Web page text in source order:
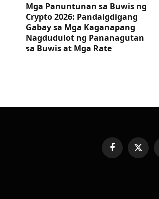
Mga Panuntunan sa Buwis ng
Crypto 2026: Pandaigdigang
Gabay sa Mga Kaganapang
Nagdudulot ng Pananagutan
sa Buwis at Mga Rate
FacebookX
(Twitter)